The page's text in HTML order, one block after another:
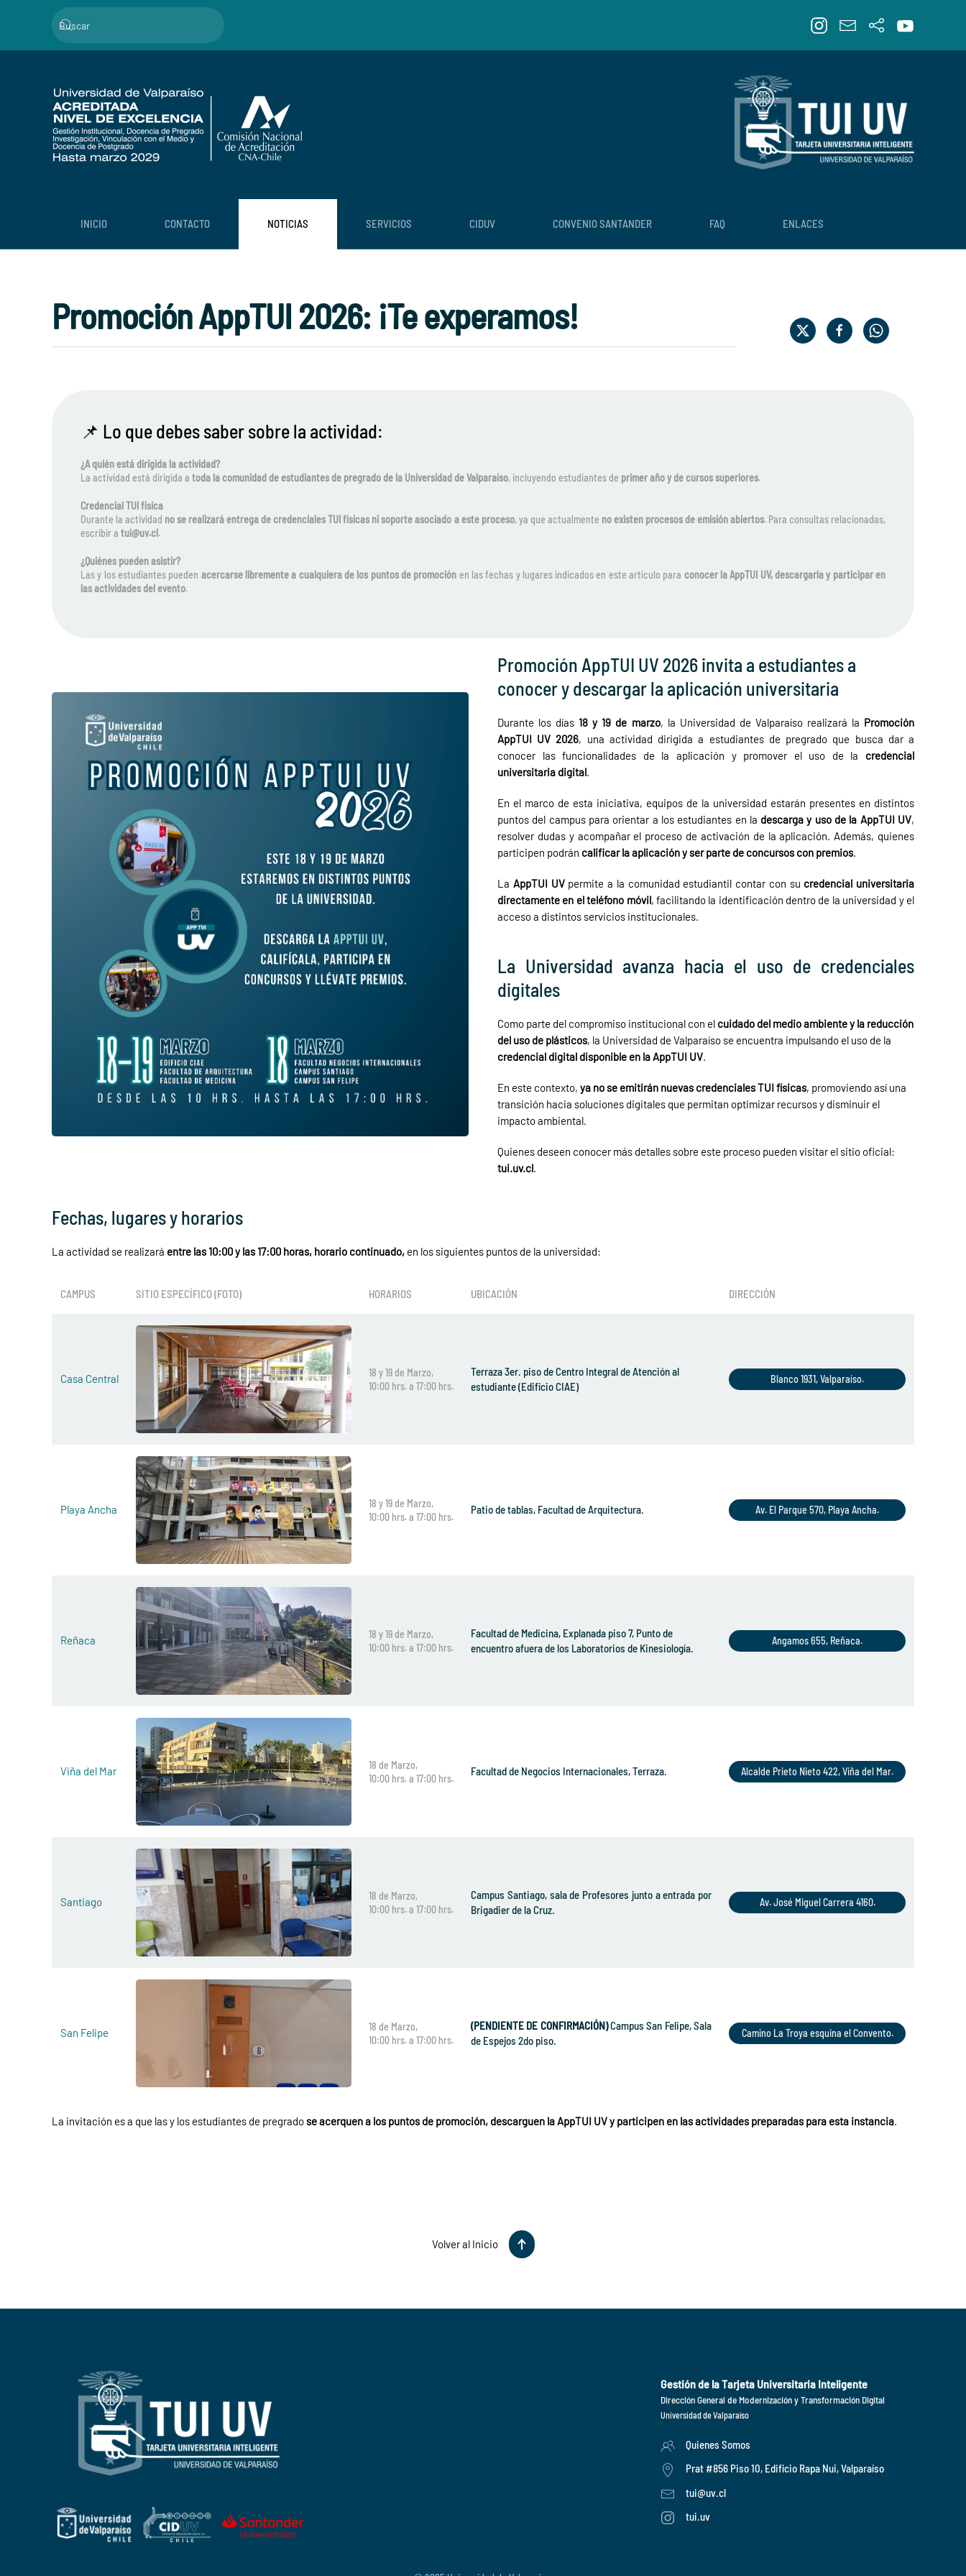
Skip to main content
INICIO CONTACTO NOTICIAS SERVICIOS CIDUV CONVENIO SANTANDER FAQ ENLACES
Promoción AppTUI 2026: ¡Te experamos!
📌 Lo que debes saber sobre la actividad:
¿A quién está dirigida la actividad?
La actividad está dirigida a toda la comunidad de estudiantes de pregrado de la Universidad de Valparaíso, incluyendo estudiantes de primer año y de cursos superiores.
Credencial TUI física
Durante la actividad no se realizará entrega de credenciales TUI físicas ni soporte asociado a este proceso, ya que actualmente no existen procesos de emisión abiertos. Para consultas relacionadas,
escribir a tui@uv.cl.
¿Quiénes pueden asistir?
Las y los estudiantes pueden acercarse libremente a cualquiera de los puntos de promoción en las fechas y lugares indicados en este artículo para conocer la AppTUI UV, descargarla y participar en
las actividades del evento.
Promoción AppTUI UV 2026 invita a estudiantes a
conocer y descargar la aplicación universitaria
Durante los días 18 y 19 de marzo, la Universidad de Valparaíso realizará la Promoción
AppTUI UV 2026, una actividad dirigida a estudiantes de pregrado que busca dar a
conocer las funcionalidades de la aplicación y promover el uso de la credencial
universitaria digital.
En el marco de esta iniciativa, equipos de la universidad estarán presentes en distintos
puntos del campus para orientar a los estudiantes en la descarga y uso de la AppTUI UV,
resolver dudas y acompañar el proceso de activación de la aplicación. Además, quienes
participen podrán calificar la aplicación y ser parte de concursos con premios.
La AppTUI UVpermite a la comunidad estudiantil contar con su credencial universitaria
directamente en el teléfono móvil, facilitando la identificación dentro de la universidad y el
acceso a distintos servicios institucionales.
La Universidad avanza hacia el uso de credenciales
digitales
Como parte del compromiso institucional con el cuidado del medio ambiente y la reducción
del uso de plásticos, la Universidad de Valparaíso se encuentra impulsando el uso de la
credencial digital disponible en la AppTUI UV.
En este contexto, ya no se emitirán nuevas credenciales TUI físicas, promoviendo así una
transición hacia soluciones digitales que permitan optimizar recursos y disminuir el
impacto ambiental.
Quienes deseen conocer más detalles sobre este proceso pueden visitar el sitio oficial:
tui.uv.cl.
Fechas, lugares y horarios
La actividad se realizará entre las 10:00 y las 17:00 horas, horario continuado, en los siguientes puntos de la universidad:
CAMPUS SITIO ESPECÍFICO (FOTO) HORARIOS UBICACIÓN DIRECCIÓN
Casa Central
18 y 19 de Marzo,
10:00 hrs. a 17:00 hrs.
Terraza 3er. piso de Centro Integral de Atención al
estudiante (Edificio CIAE)
Blanco 1931, Valparaíso.
Playa Ancha
18 y 19 de Marzo,
10:00 hrs. a 17:00 hrs.
Patio de tablas, Facultad de Arquitectura. Av. El Parque 570, Playa Ancha.
Reñaca
18 y 19 de Marzo,
10:00 hrs. a 17:00 hrs.
Facultad de Medicina, Explanada piso 7, Punto de
encuentro afuera de los Laboratorios de Kinesiología.
Angamos 655, Reñaca.
Viña del Mar
18 de Marzo,
10:00 hrs. a 17:00 hrs.
Facultad de Negocios Internacionales, Terraza. Alcalde Prieto Nieto 422, Viña del Mar.
Santiago
18 de Marzo,
10:00 hrs. a 17:00 hrs.
Campus Santiago, sala de Profesores junto a entrada por
Brigadier de la Cruz.
Av. José Miguel Carrera 4160.
San Felipe
18 de Marzo,
10:00 hrs. a 17:00 hrs.
(PENDIENTE DE CONFIRMACIÓN)Campus San Felipe, Sala
de Espejos 2do piso.
Camino La Troya esquina el Convento.
La invitación es a que las y los estudiantes de pregradose acerquen a los puntos de promoción, descarguen la AppTUI UV y participen en las actividades preparadas para esta instancia.
Volver al Inicio
Gestión de la Tarjeta Universitaria Inteligente
Dirección General de Modernización y Transformación Digital
Universidad de Valparaíso
Quienes Somos
Prat #856 Piso 10, Edificio Rapa Nui, Valparaíso
tui@uv.cl
tui.uv